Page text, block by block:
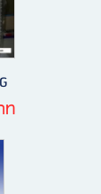
ท